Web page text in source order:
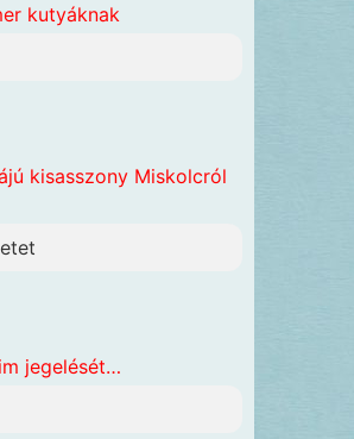
kutyáknak
kisasszony Miskolcról
jegelését…